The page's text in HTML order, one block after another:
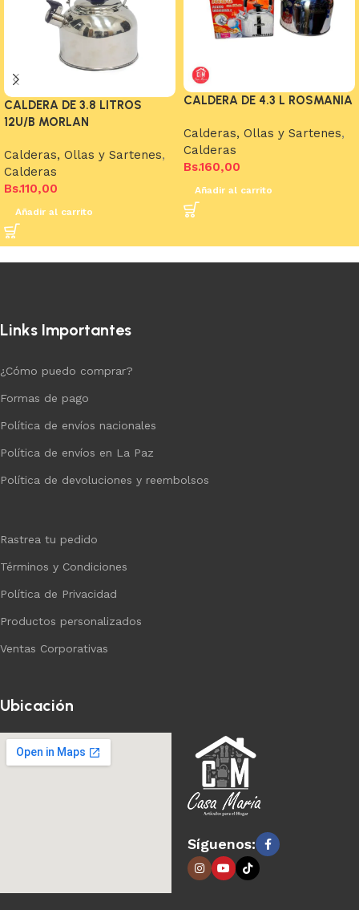
CALDERA DE 3.8 LITROS
12U/B MORLAN
Calderas, Ollas y Sartenes,
Calderas
Bs.110,00
Añadir al carrito
CALDERA DE 4.3 L ROSMANIA
Calderas, Ollas y Sartenes,
Calderas
Bs.160,00
Añadir al carrito
Links Importantes
¿Cómo puedo comprar?
Formas de pago
Política de envíos nacionales
Política de envíos en La Paz
Política de devoluciones y reembolsos
Rastrea tu pedido
Términos y Condiciones
Política de Privacidad
Productos personalizados
Ventas Corporativas
Ubicación
Síguenos: